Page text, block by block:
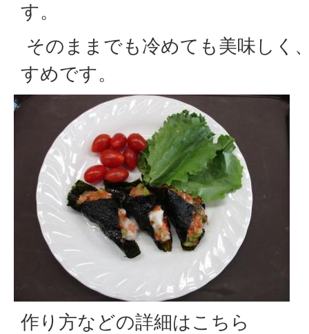
す。
そのままでも冷めても美味しく
すめです。
作り方などの詳細はこちら